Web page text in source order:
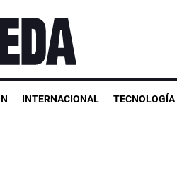
INTERNACIONAL TECNOLOGÍA